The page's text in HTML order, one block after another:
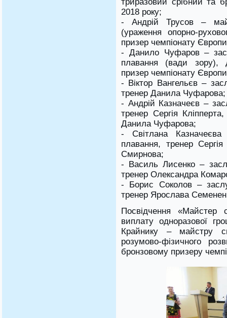
2018 року;
- Андрій Трусов –
(ураження опорно-
призер чемпіонату
- Данило Чуфаров –
плавання (вади зору),
призер чемпіонату
- Віктор Вангельєв –
тренер Данила Чуфарова;
- Андрій Казначеєв –
тренер Сергія
Данила Чуфарова;
- Світлана
плавання, тренер
Смирнова;
- Василь Лисенко –
тренер Олександра
- Борис Соколов –
тренер Ярослава
Посвідчення «Майстер
виплату одноразової
Крайнику – майстру
розумово-фізичного
бронзовому призеру